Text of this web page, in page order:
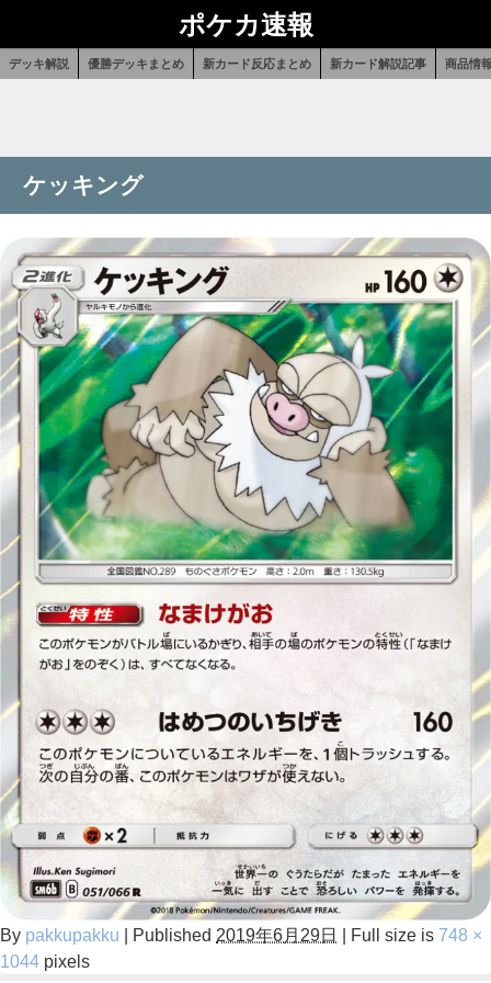
ポケカ速報
デッキ解説 優勝デッキまとめ 新カード反応まとめ 新カード解説記事 商品情
ケッキング
By pakkupakku Published 2019年6月29日 Full size is 748 ×
1044 pixels